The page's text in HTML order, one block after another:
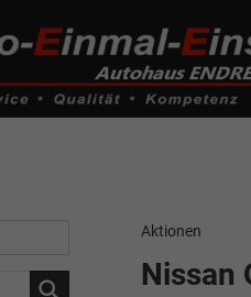
Points to address or
Aktionen
Nissan